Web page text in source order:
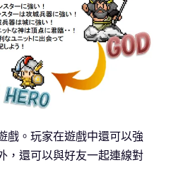
戲。玩家在遊戲中還可以強
，還可以與好友一起連線對